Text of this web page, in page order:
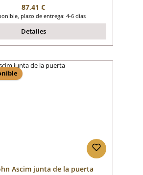
Precio normal:
87,41 €
plazo de entrega: 4-6 días
Detalles
Ascim junta de la puerta